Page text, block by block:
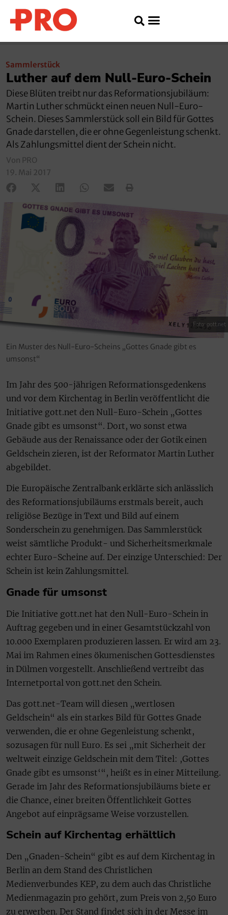
Sammlerstück
Luther auf dem Null-Euro-Schein
Diese Blüten treibt nur das Reformationsjubiläum:
Martin Luther schmückt einen neuen Null-Euro-
Schein. Dieses Sammlerstück soll ein Bild für Gottes
Gnade darstellen, die er ohne Gegenleistung schenkt.
Als Zahlungsmittel dient der Schein nicht.
Von PRO
19. Mai 2017
Foto: gott.net
Ein Muster des Null-Euro-Scheins „Gottes Gnade gibt es
umsonst“
Im Jahr des 500-jährigen Reformationsgedenkens
und vor dem Kirchentag in Berlin veröffentlicht die
Initiative gott.net den Null-Euro-Schein „Gottes
Gnade gibt es umsonst“. Dort, wo sonst etwa
Gebäude aus der Renaissance oder der Gotik einen
Geldschein zieren, ist der Reformator Martin Luther
abgebildet.
Die Europäische Zentralbank erklärte sich anlässlich
des Reformationsjubiläums erstmals bereit, auch
religiöse Bezüge in Text und Bild auf einem
Sonderschein zu genehmigen. Das Sammlerstück
weist sämtliche Produkt- und Sicherheitsmerkmale
echter Euro-Scheine auf. Der einzige Unterschied: Der
Schein ist kein Zahlungsmittel.
Gnade für umsonst
Die Initiative gott.net hat den Null-Euro-Schein in
Auftrag gegeben und in einer Gesamtstückzahl von
10.000 Exemplaren produzieren lassen. Er wird am 23.
Mai im Rahmen eines ökumenischen Gottesdienstes
in Dülmen vorgestellt. Anschließend vertreibt das
Internetportal von gott.net den Schein.
Das gott.net-Team will diesen „wertlosen
Geldschein“ als ein starkes Bild für Gottes Gnade
verwenden, die er ohne Gegenleistung schenkt,
sozusagen für null Euro. Es sei „mit Sicherheit der
weltweit einzige Geldschein mit dem Titel: ,Gottes
Gnade gibt es umsonst‘“, heißt es in einer Mitteilung.
Gerade im Jahr des Reformationsjubiläums biete er
die Chance, einer breiten Öffentlichkeit Gottes
Angebot auf einprägsame Weise vorzustellen.
Schein auf Kirchentag erhältlich
Den „Gnaden-Schein“ gibt es auf dem Kirchentag in
Berlin an dem Stand des Christlichen
Medienverbundes KEP, zu dem auch das Christliche
Medienmagazin pro gehört, zum Preis von 2,50 Euro
zu erwerben. Der Stand findet sich in der Messe im